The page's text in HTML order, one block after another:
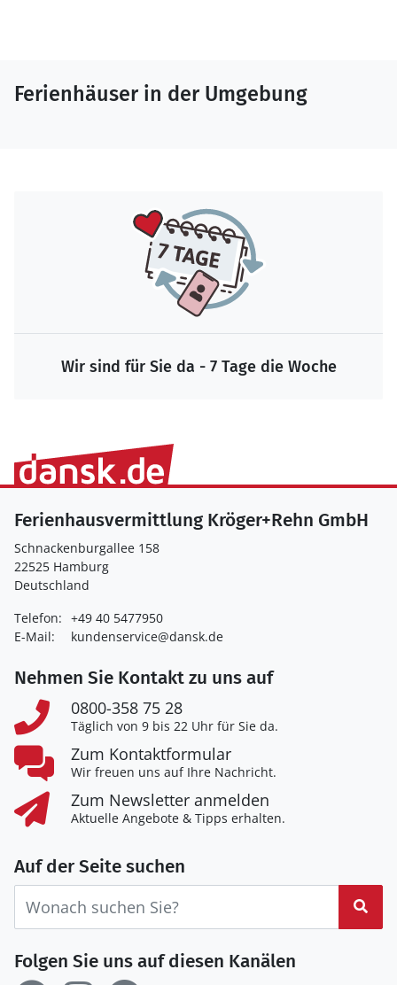
Ferienhäuser in der Umgebung
Wir sind für Sie da - 7 Tage die Woche
Ferienhausvermittlung Kröger+Rehn GmbH
Schnackenburgallee 158
22525 Hamburg
Deutschland
Telefon: +49 40 5477950
E-Mail:
kundenservice@dansk.de
Nehmen Sie Kontakt zu uns auf
0800-358 75 28
Täglich von 9 bis 22 Uhr für Sie da.
Zum Kontaktformular
Wir freuen uns auf Ihre Nachricht.
Zum Newsletter anmelden
Aktuelle Angebote & Tipps erhalten.
Auf der Seite suchen
Folgen Sie uns auf diesen Kanälen